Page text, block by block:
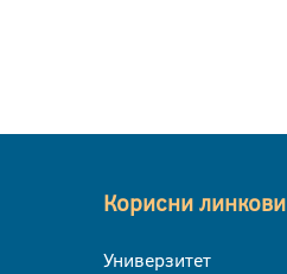
Корисни линкови
Универзитет